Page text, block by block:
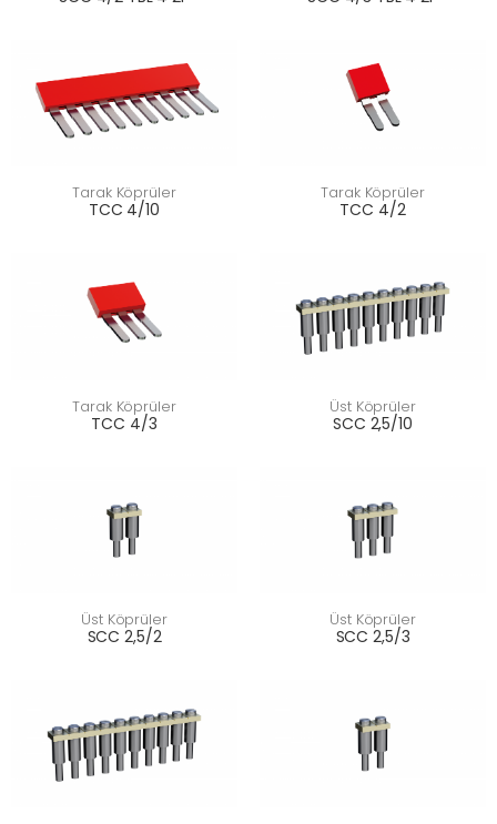
Tarak Köprüler
TCC 4/10
Tarak Köprüler
TCC 4/2
Tarak Köprüler
TCC 4/3
Üst Köprüler
SCC 2,5/10
Üst Köprüler
SCC 2,5/2
Üst Köprüler
SCC 2,5/3